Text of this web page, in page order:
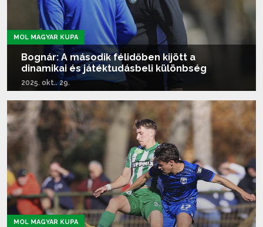
MOL MAGYAR KUPA
Bognár: A második félidőben kijött a
dinamikai és játéktudásbeli különbség
2025. okt.. 29.
Tovább olvasom...
MOL MAGYAR KUPA